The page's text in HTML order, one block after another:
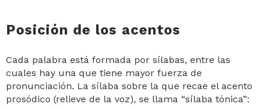
Posición de los acentos
Cada palabra está formada por sílabas, entre las
cuales hay una que tiene mayor fuerza de
pronunciación. La sílaba sobre la que recae el acento
prosódico (relieve de la voz), se llama “sílaba tónica”: